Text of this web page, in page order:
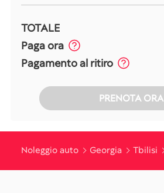
TOTALE
Paga ora
Pagamento al ritiro
PRENOTA ORA
Noleggio auto Georgia Tbilisi